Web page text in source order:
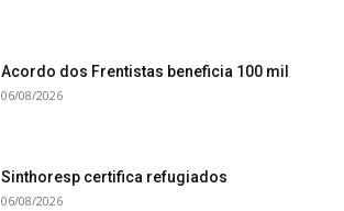
Acordo dos Frentistas beneficia 100 mil
06/08/2026
Sinthoresp certifica refugiados
06/08/2026